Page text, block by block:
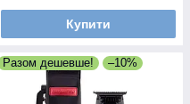
Купити
Разом дешевше! –10%